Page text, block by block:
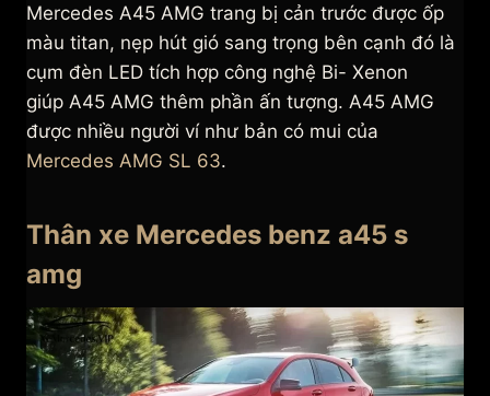
Mercedes A45 AMG trang bị cản trước được ốp
màu titan, nẹp hút gió sang trọng bên cạnh đó là
cụm đèn LED tích hợp công nghệ Bi- Xenon
giúp A45 AMG thêm phần ấn tượng. A45 AMG
được nhiều người ví như bản có mui của
Mercedes AMG SL 63.
Thân xe Mercedes benz a45 s
amg